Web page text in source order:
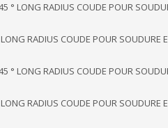
° LONG RADIUS COUDE POUR
RADIUS COUDE POUR SOUDURE
° LONG RADIUS COUDE POUR
RADIUS COUDE POUR SOUDURE